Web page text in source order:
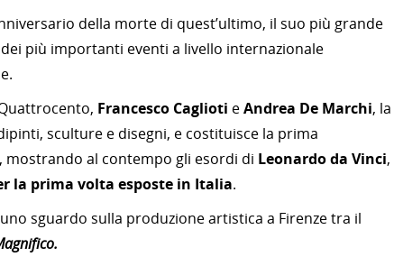
della morte di quest’ultimo, il suo più grande
più importanti eventi a livello internazionale
Francesco Caglioti eAndrea De Marchi, la
sculture e disegni, e costituisce la prima
, mostrando al contempo gli esordi di Leonardo da Vinci,
la prima volta esposte in Italia.
sguardo sulla produzione artistica a Firenze tra il